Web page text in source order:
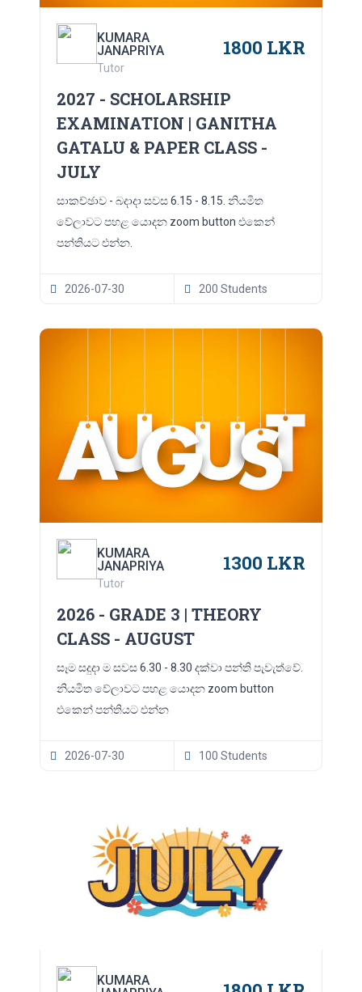
KUMARA
JANAPRIYA
Tutor
1800 LKR
2027 - SCHOLARSHIP
EXAMINATION | GANITHA
GATALU & PAPER CLASS -
JULY
සාකච්ඡාව - බදාදා සවස 6.15 - 8.15. නියමිත
වේලාවට පහළ යොදන zoom button එකෙන්
පන්තියට එන්න.
2026-07-30 200 Students
KUMARA
JANAPRIYA
Tutor
1300 LKR
2026 - GRADE 3 | THEORY
CLASS - AUGUST
සෑම සදුදා ම සවස 6.30 - 8.30 දක්වා පන්ති පැවැත්වේ.
නියමිත වේලාවට පහළ යොදන zoom button
එකෙන් පන්තියට එන්න
2026-07-30 100 Students
KUMARA